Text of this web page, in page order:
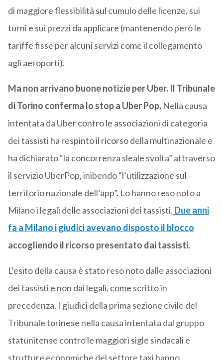
di maggiore flessibilità sul cumulo delle licenze, sui
turni e sui prezzi da applicare (mantenendo però le
tariffe fisse per alcuni servizi come il collegamento
agli aeroporti).
Ma non arrivano buone notizie per Uber. Il Tribunale
di Torino conferma lo stop a Uber Pop. Nella causa
intentata da Uber contro le associazioni di categoria
dei tassisti ha respinto il ricorso della multinazionale e
ha dichiarato “la concorrenza sleale svolta” attraverso
il servizio UberPop, inibendo “l’utilizzazione sul
territorio nazionale dell’app”. Lo hanno reso noto a
Milano i legali delle associazioni dei tassisti. Due anni
fa a Milano i giudici avevano disposto il blocco
accogliendo il ricorso presentato dai tassisti.
L’esito della causa è stato reso noto dalle associazioni
dei tassisti e non dai legali, come scritto in
precedenza. I giudici della prima sezione civile del
Tribunale torinese nella causa intentata dal gruppo
statunitense contro le maggiori sigle sindacali e
strutture economiche del settore taxi hanno